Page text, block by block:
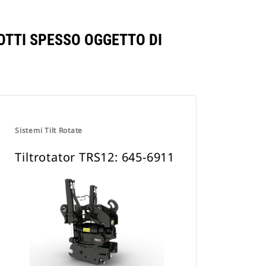
SPESSO OGGETTO DI
Sistemi Tilt Rotate
Tiltrotator TRS12: 645-6911